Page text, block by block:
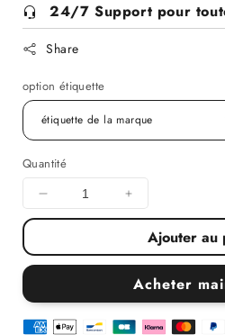
24/7 Support pour
Share
option étiquette
Quantité
Diminuer
la
pour
Violette
Augmenter
la
quantité
pour
Gel
douche
Violette
Ajouter au
Acheter